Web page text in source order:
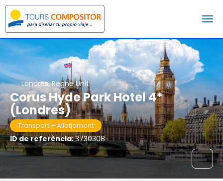
Londres, Regne Unit
Corus Hyde Park Hotel 4*
(Londres)
Transport + Allotjament
ID de referència:3730308